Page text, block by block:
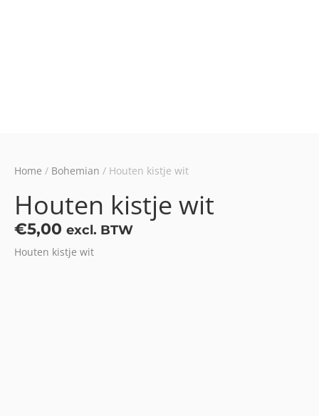
Home / Bohemian / Houten kistje wit
Houten kistje wit
€5,00 excl. BTW
Houten kistje wit